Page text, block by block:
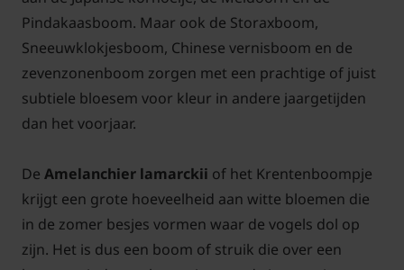
Pindakaasboom. Maar ook de Storaxboom,
Sneeuwklokjesboom, Chinese vernisboom en de
zevenzonenboom zorgen met een prachtige of juist
subtiele bloesem voor kleur in andere jaargetijden
dan het voorjaar.
De Amelanchier lamarckii of het Krentenboompje
krijgt een grote hoeveelheid aan witte bloemen die
in de zomer besjes vormen waar de vogels dol op
zijn. Het is dus een boom of struik die over een